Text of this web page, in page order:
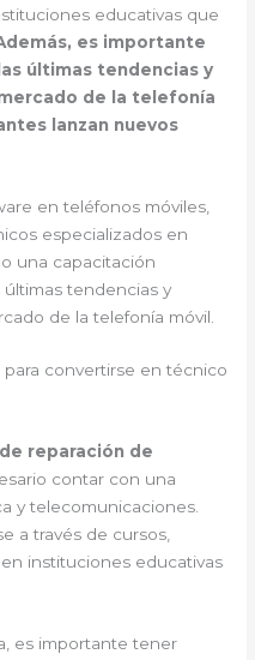
educativas que
es importante
últimas tendencias y
de la telefonía
lanzan nuevos
en teléfonos móviles,
especializados en
una capacitación
últimas tendencias y
de la telefonía móvil.
para convertirse en técnico
reparación de
contar con una
y telecomunicaciones.
a través de cursos,
instituciones educativas
es importante tener